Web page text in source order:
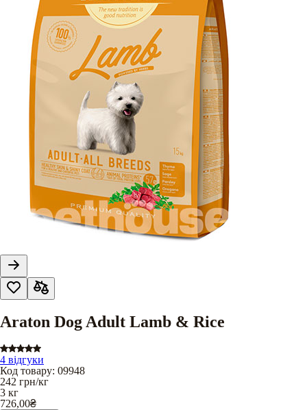
Araton Dog Adult Lamb & Rice
4 відгуки
Код товару: 09948
242 грн/кг
3 кг
726,00₴